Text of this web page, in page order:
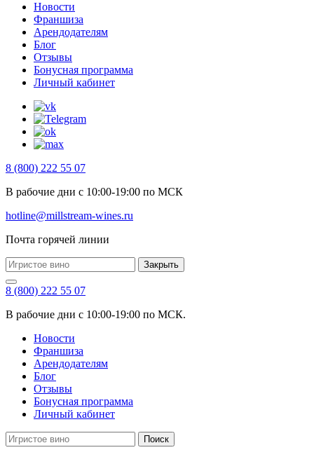
Новости
Франшиза
Арендодателям
Блог
Отзывы
Бонусная программа
Личный кабинет
8 (800) 222 55 07
В рабочие дни с 10:00-19:00 по МСК
hotline@millstream-wines.ru
Почта горячей линии
Закрыть
8 (800) 222 55 07
В рабочие дни с 10:00-19:00 по МСК.
Новости
Франшиза
Арендодателям
Блог
Отзывы
Бонусная программа
Личный кабинет
Поиск